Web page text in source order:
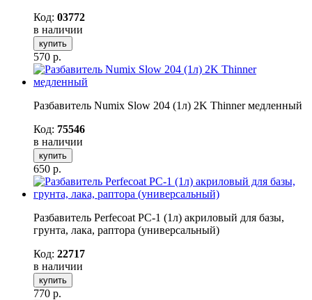
Код: 03772
в наличии
купить
570 р.
Разбавитель Numix Slow 204 (1л) 2K Thinner медленный
Код: 75546
в наличии
купить
650 р.
Разбавитель Perfecoat PC-1 (1л) акриловый для базы,
грунта, лака, раптора (универсальный)
Код: 22717
в наличии
купить
770 р.